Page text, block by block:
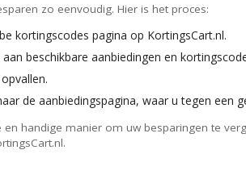
zo eenvoudig. Hier is het proces:
kortingscodes pagina op KortingsCart.nl.
beschikbare aanbiedingen en
de aanbiedingspagina, waar u tegen een
en handige manier om uw besparingen te